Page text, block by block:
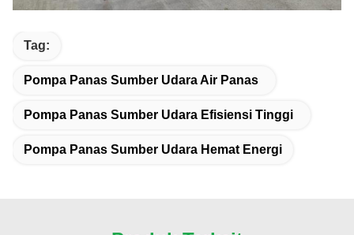
Tag:
Pompa Panas Sumber Udara Air Panas
Pompa Panas Sumber Udara Efisiensi Tinggi
Pompa Panas Sumber Udara Hemat Energi